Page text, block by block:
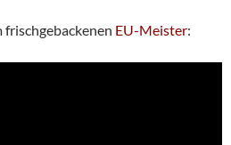
EU-Meister: